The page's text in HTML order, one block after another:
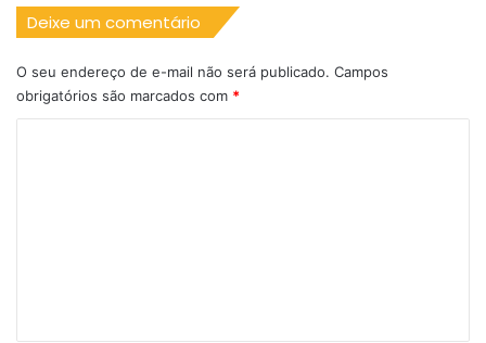
Deixe um comentário
O seu endereço de e-mail não será publicado. Campos
obrigatórios são marcados com *